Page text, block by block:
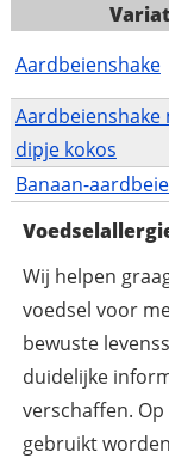
Aardbeienshake
Aardbeienshake
dipje kokos
Banaan-
Wij helpen
voedsel voor
bewuste
duidelijke
verschaffen.
gebruikt